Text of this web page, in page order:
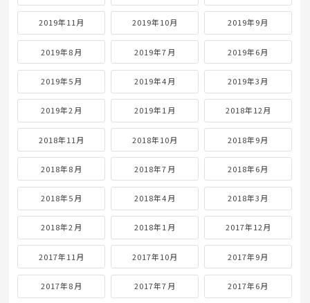
2019年11月 2019年10月 2019年9月
2019年8月 2019年7月 2019年6月
2019年5月 2019年4月 2019年3月
2019年2月 2019年1月 2018年12月
2018年11月 2018年10月 2018年9月
2018年8月 2018年7月 2018年6月
2018年5月 2018年4月 2018年3月
2018年2月 2018年1月 2017年12月
2017年11月 2017年10月 2017年9月
2017年8月 2017年7月 2017年6月